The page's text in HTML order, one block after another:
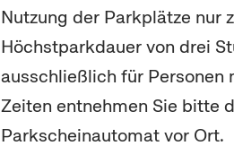
Nutzung der Parkplätze nur
Höchstparkdauer von drei
ausschließlich für Personen
Zeiten entnehmen Sie bitte
Parkscheinautomat vor Ort.